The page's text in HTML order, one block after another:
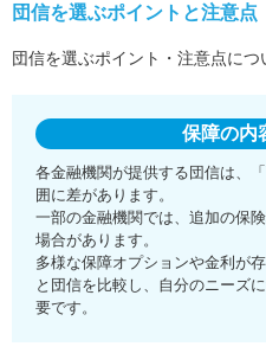
団信を選ぶポイントと注意点
団信を選ぶポイント・注意点につ
保障の内
各金融機関が提供する団信は、
囲に差があります。
一部の金融機関では、追加の保
場合があります。
多様な保障オプションや金利が
と団信を比較し、自分のニーズ
要です。